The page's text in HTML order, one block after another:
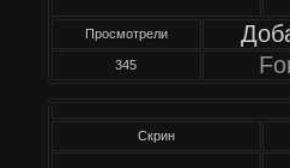
Просмотрели
345
Скрин